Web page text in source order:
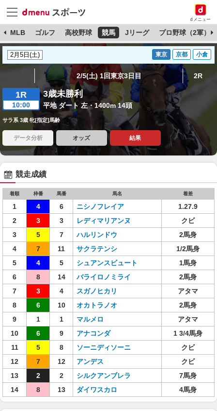
dメニュー
MLB ゴルフ 高校野球 競馬 Jリーグ プロ野球（2軍）
東京 京都 小倉
2/5(土) 1回東京3日目 2R
1R
10:00
3歳未勝利
平地 ダート 左・1400m 14頭
サラ系 3歳 牝[指定]馬齢
データ分析 オッズ 結果
競走成績
着順 枠番 馬番 馬名 着差
1 4 6 ニシノフレイア
1.27.9
2
3 3 レディマリアンヌ
クビ
3
5 7 ハルリンドウ
2馬身
4
7 11 サクラテンシ
1/2馬身
5
4 5 シュアンスビュート
1馬身
6
8 14 バライロノミライ
2馬身
7
3 4 スガノヒカリ
アタマ
8
6 10 オカトラノオ
2馬身
9
1 1 マルメロ
アタマ
10
6 9 アナコンダ
1 3/4馬身
11
5 8 ソーニディソーニ
クビ
12
7 12 アンデス
クビ
13
2 2 シルクアンブレラ
7馬身
14
8 13 ダイワスカロ 4馬身